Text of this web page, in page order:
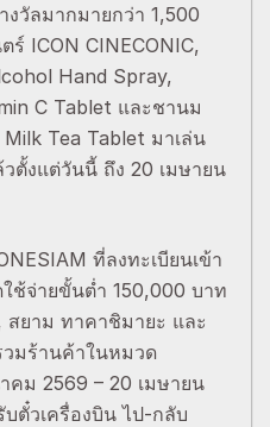
วัลมากมายกว่า 1,500
ICON CINECONIC,
Hand Spray,
C Tablet และชานม
Tea Tablet มาเล่น
ตั้งแต่วันนี้ ถึง 20 เมษายน
ที่ลงทะเบียนเข้า
ช้จ่ายขั้นต่ำ 150,000 บาท
ยาม ทาคาชิมายะ และ
วมร้านค้าในหมวด
ม 2569 – 20 เมษายน
ตั๋วเครื่องบิน ไป-กลับ